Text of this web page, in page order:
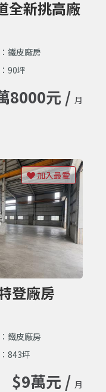
全新挑高廠
鐵皮廠房
90坪
8000元 / 月
登廠房
鐵皮廠房
843坪
$9萬元 / 月
加入最愛